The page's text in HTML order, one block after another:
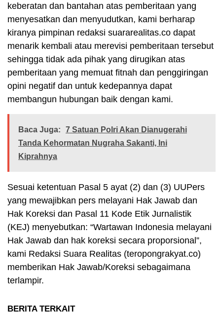
keberatan dan bantahan atas pemberitaan yang
menyesatkan dan menyudutkan, kami berharap
kiranya pimpinan redaksi suararealitas.co dapat
menarik kembali atau merevisi pemberitaan tersebut
sehingga tidak ada pihak yang dirugikan atas
pemberitaan yang memuat fitnah dan penggiringan
opini negatif dan untuk kedepannya dapat
membangun hubungan baik dengan kami.
Baca Juga:
7 Satuan Polri Akan Dianugerahi
Tanda Kehormatan Nugraha Sakanti, Ini
Kiprahnya
Sesuai ketentuan Pasal 5 ayat (2) dan (3) UUPers
yang mewajibkan pers melayani Hak Jawab dan
Hak Koreksi dan Pasal 11 Kode Etik Jurnalistik
(KEJ) menyebutkan: “Wartawan Indonesia melayani
Hak Jawab dan hak koreksi secara proporsional”,
kami Redaksi Suara Realitas (teropongrakyat.co)
memberikan Hak Jawab/Koreksi sebagaimana
terlampir.
BERITA TERKAIT